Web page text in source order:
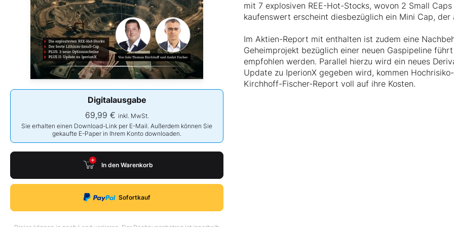
Digitalausgabe
69,99 € inkl. MwSt.
Sie erhalten einen Download-Link per E-Mail. Außerdem können Sie
gekaufte E-Paper in Ihrem Konto downloaden.
In den Warenkorb
Sofortkauf
mit 7 explosiven REE-Hot-Stocks, wovon 2 Small
kaufenswert erscheint diesbezüglich ein Mini Cap,
Im Aktien-Report mit enthalten ist zudem eine
Geheimprojekt bezüglich einer neuen Gaspipeline
empfohlen werden. Parallel hierzu wird ein neues
Update zu IperionX gegeben wird, kommen
Kirchhoff-Fischer-Report voll auf ihre Kosten.